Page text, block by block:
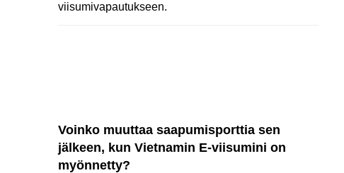
viisumivapautukseen.
Voinko muuttaa saapumisporttia sen
jälkeen, kun Vietnamin E-viisumini on
myönnetty?